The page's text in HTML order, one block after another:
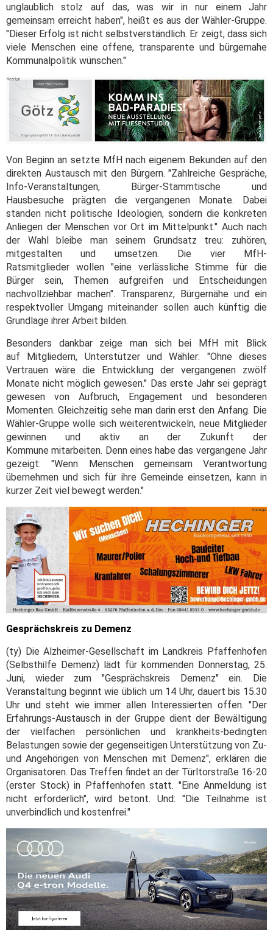
unglaublich stolz auf das, was wir in nur einem Jahr
gemeinsam erreicht haben", heißt es aus der Wähler-Gruppe.
"Dieser Erfolg ist nicht selbstverständlich. Er zeigt, dass sich
viele Menschen eine offene, transparente und bürgernahe
Kommunalpolitik wünschen."
Von Beginn an setzte MfH nach eigenem Bekunden auf den
direkten Austausch mit den Bürgern. "Zahlreiche Gespräche,
Info-Veranstaltungen, Bürger-Stammtische und
Hausbesuche prägten die vergangenen Monate. Dabei
standen nicht politische Ideologien, sondern die konkreten
Anliegen der Menschen vor Ort im Mittelpunkt." Auch nach
der Wahl bleibe man seinem Grundsatz treu: zuhören,
mitgestalten und umsetzen. Die vier MfH-
Ratsmitglieder wollen "eine verlässliche Stimme für die
Bürger sein, Themen aufgreifen und Entscheidungen
nachvollziehbar machen". Transparenz, Bürgernähe und ein
respektvoller Umgang miteinander sollen auch künftig die
Grundlage ihrer Arbeit bilden.
Besonders dankbar zeige man sich bei MfH mit Blick
auf Mitgliedern, Unterstützer und Wähler: "Ohne dieses
Vertrauen wäre die Entwicklung der vergangenen zwölf
Monate nicht möglich gewesen." Das erste Jahr sei geprägt
gewesen von Aufbruch, Engagement und besonderen
Momenten. Gleichzeitig sehe man darin erst den Anfang. Die
Wähler-Gruppe wolle sich weiterentwickeln, neue Mitglieder
gewinnen und aktiv an der Zukunft der
Kommune mitarbeiten. Denn eines habe das vergangene Jahr
gezeigt: "Wenn Menschen gemeinsam Verantwortung
übernehmen und sich für ihre Gemeinde einsetzen, kann in
kurzer Zeit viel bewegt werden."
Gesprächskreis zu Demenz
(ty) Die Alzheimer-Gesellschaft im Landkreis Pfaffenhofen
(Selbsthilfe Demenz) lädt für kommenden Donnerstag, 25.
Juni, wieder zum "Gesprächskreis Demenz" ein. Die
Veranstaltung beginnt wie üblich um 14 Uhr, dauert bis 15.30
Uhr und steht wie immer allen Interessierten offen. "Der
Erfahrungs-Austausch in der Gruppe dient der Bewältigung
der vielfachen persönlichen und krankheits-bedingten
Belastungen sowie der gegenseitigen Unterstützung von Zu-
und Angehörigen von Menschen mit Demenz", erklären die
Organisatoren. Das Treffen findet an der Türltorstraße 16-20
(erster Stock) in Pfaffenhofen statt. "Eine Anmeldung ist
nicht erforderlich", wird betont. Und: "Die Teilnahme ist
unverbindlich und kostenfrei."